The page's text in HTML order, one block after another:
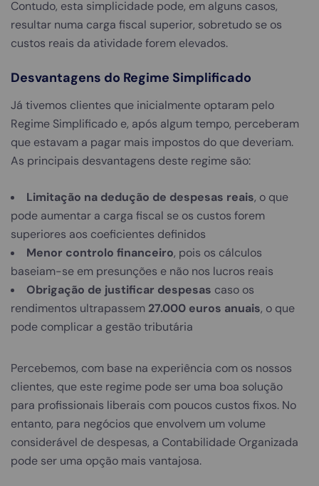
Contudo, esta simplicidade pode, em alguns casos,
resultar numa carga fiscal superior, sobretudo se os
custos reais da atividade forem elevados.
Desvantagens do Regime Simplificado
Já tivemos clientes que inicialmente optaram pelo
Regime Simplificado e, após algum tempo, perceberam
que estavam a pagar mais impostos do que deveriam.
As principais desvantagens deste regime são:
Limitação na dedução de despesas reais, o que
pode aumentar a carga fiscal se os custos forem
superiores aos coeficientes definidos
Menor controlo financeiro, pois os cálculos
baseiam-se em presunções e não nos lucros reais
Obrigação de justificar despesas caso os
rendimentos ultrapassem 27.000 euros anuais, o que
pode complicar a gestão tributária
Percebemos, com base na experiência com os nossos
clientes, que este regime pode ser uma boa solução
para profissionais liberais com poucos custos fixos. No
entanto, para negócios que envolvem um volume
considerável de despesas, a Contabilidade Organizada
pode ser uma opção mais vantajosa.